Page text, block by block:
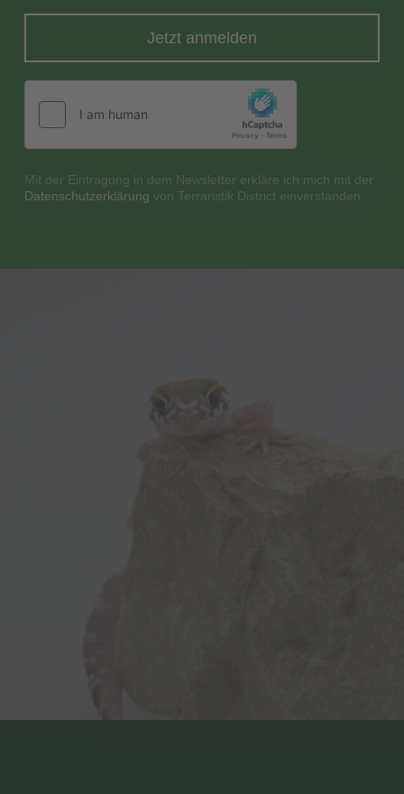
Jetzt anmelden
Mit der Eintragung in dem Newsletter erkläre ich mich mit der
Datenschutzerklärung von Terraristik District einverstanden.